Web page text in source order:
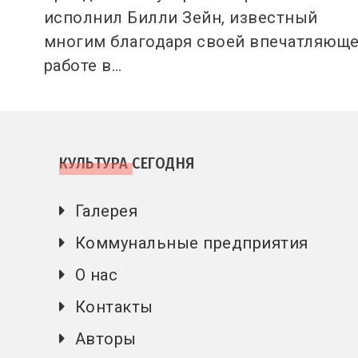
исполнил Билли Зейн, известный
многим благодаря своей
работе в…
КУЛЬТУРА СЕГОДНЯ
Галерея
Коммунальные предприятия
О нас
Контакты
Авторы